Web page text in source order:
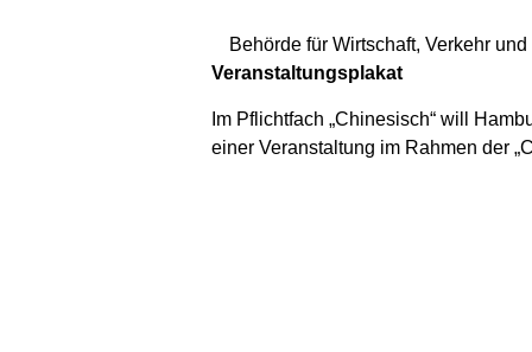
Behörde für Wirtschaft, Verkehr
Veranstaltungsplakat
Im Pflichtfach „Chinesisch“ will
einer Veranstaltung im Rahmen der